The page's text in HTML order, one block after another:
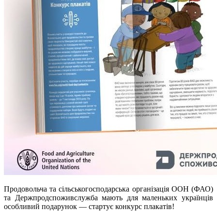
Продовольча та сільськогосподарська організація ООН (ФАО)
та Держпродспоживслужба мають для маленьких українців
особливий подарунок — стартує конкурс плакатів!